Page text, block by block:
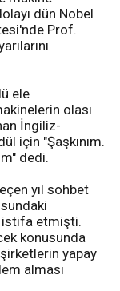
dün Nobel
Prof.
ele
olası
İngiliz-
için "Şaşkınım.
dedi.
yıl sohbet
istifa etmişti.
konusunda
yapay
alması